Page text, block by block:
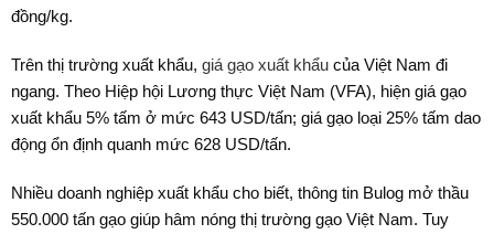
đồng/kg.
Trên thị trường xuất khẩu, giá gạo xuất khẩu của Việt Nam đi
ngang. Theo Hiệp hội Lương thực Việt Nam (VFA), hiện giá gạo
xuất khẩu 5% tấm ở mức 643 USD/tấn; giá gạo loại 25% tấm dao
động ổn định quanh mức 628 USD/tấn.
Nhiều doanh nghiệp xuất khẩu cho biết, thông tin Bulog mở thầu
550.000 tấn gạo giúp hâm nóng thị trường gạo Việt Nam. Tuy